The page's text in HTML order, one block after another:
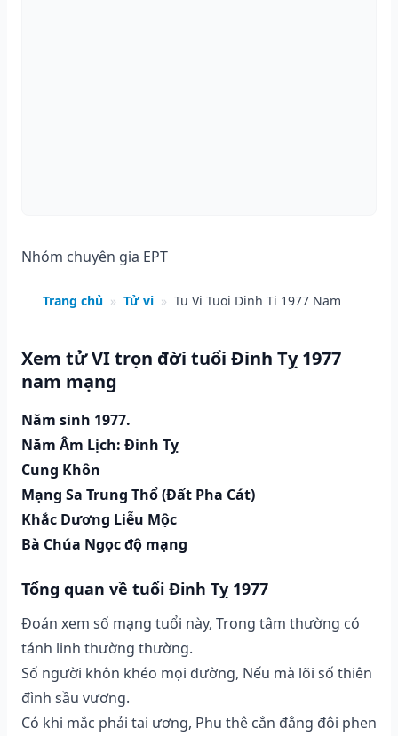
Nhóm chuyên gia EPT
Trang chủ » Tử vi » Tu Vi Tuoi Dinh Ti 1977 Nam
Xem tử VI trọn đời tuổi Đinh Tỵ 1977
nam mạng
Năm sinh 1977.
Năm Âm Lịch: Đinh Tỵ
Cung Khôn
Mạng Sa Trung Thổ (Đất Pha Cát)
Khắc Dương Liễu Mộc
Bà Chúa Ngọc độ mạng
Tổng quan về tuổi Đinh Tỵ 1977
Đoán xem số mạng tuổi này, Trong tâm thường có
tánh linh thường thường.
Số người khôn khéo mọi đường, Nếu mà lõi số thiên
đình sầu vương.
Có khi mắc phải tai ương, Phu thê cắn đắng đôi phen